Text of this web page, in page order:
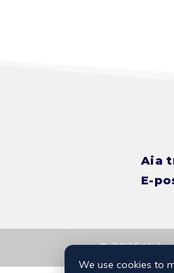
Aia
E-
© 2026
We use cookies to